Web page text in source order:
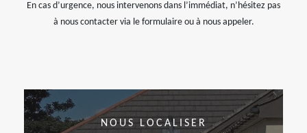
En cas d’urgence, nous intervenons dans l’immédiat, n’hésitez pas
à nous contacter via le formulaire ou à nous appeler.
NOUS LOCALISER